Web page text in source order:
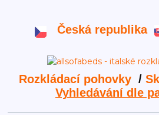
Česká republika
Rozkládací pohovky /
Vyhledávání dle